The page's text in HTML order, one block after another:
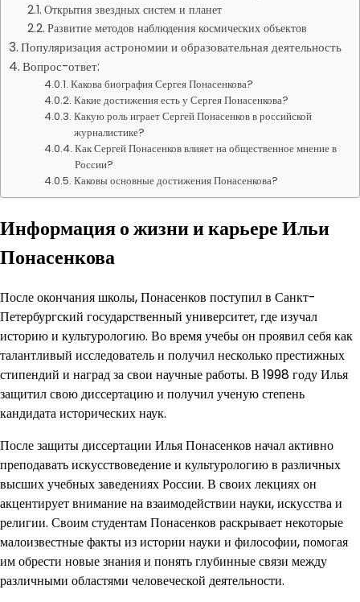
Открытия звездных систем и планет
Развитие методов наблюдения космических объектов
Популяризация астрономии и образовательная деятельность
Вопрос-ответ:
Какова биография Сергея Понасенкова?
Какие достижения есть у Сергея Понасенкова?
Какую роль играет Сергей Понасенков в российской
журналистике?
Как Сергей Понасенков влияет на общественное мнение в
России?
Каковы основные достижения Понасенкова?
Информация о жизни и карьере Ильи
Понасенкова
После окончания школы, Понасенков поступил в Санкт-
Петербургский государственный университет, где изучал
историю и культурологию. Во время учебы он проявил себя как
талантливый исследователь и получил несколько престижных
стипендий и наград за свои научные работы. В 1998 году Илья
защитил свою диссертацию и получил ученую степень
кандидата исторических наук.
После защиты диссертации Илья Понасенков начал активно
преподавать искусствоведение и культурологию в различных
высших учебных заведениях России. В своих лекциях он
акцентирует внимание на взаимодействии науки, искусства и
религии. Своим студентам Понасенков раскрывает некоторые
малоизвестные факты из истории науки и философии, помогая
им обрести новые знания и понять глубинные связи между
различными областями человеческой деятельности.